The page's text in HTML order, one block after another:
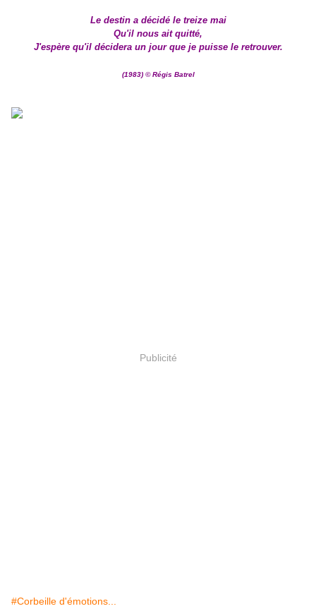
Le destin a décidé le treize mai
Qu'il nous ait quitté,
J'espère qu'il décidera un jour que je puisse le retrouver.
(1983) © Régis Batrel
Publicité
#Corbeille d'émotions...